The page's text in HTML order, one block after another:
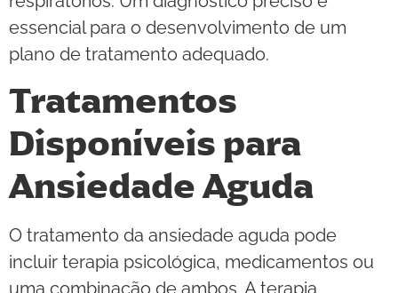
essencial para o desenvolvimento de um
plano de tratamento adequado.
Tratamentos
Disponíveis para
Ansiedade Aguda
O tratamento da ansiedade aguda pode
incluir terapia psicológica, medicamentos ou
uma combinação de ambos. A terapia